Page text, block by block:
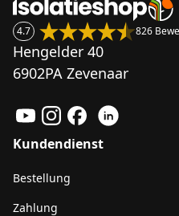
4.7 826
Hengelder 40
6902PA Zevenaar
Kundendienst
Bestellung
Zahlung